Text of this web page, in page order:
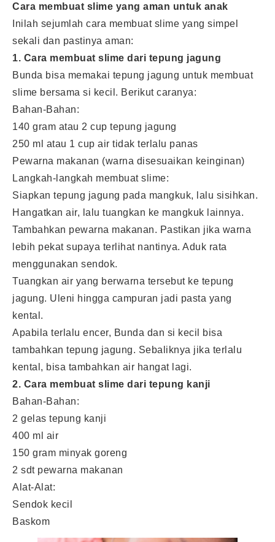
Cara membuat slime yang aman untuk anak
Inilah sejumlah cara membuat slime yang simpel
sekali dan pastinya aman:
1. Cara membuat slime dari tepung jagung
Bunda bisa memakai tepung jagung untuk membuat
slime bersama si kecil. Berikut caranya:
Bahan-Bahan:
140 gram atau 2 cup tepung jagung
250 ml atau 1 cup air tidak terlalu panas
Pewarna makanan (warna disesuaikan keinginan)
Langkah-langkah membuat slime:
Siapkan tepung jagung pada mangkuk, lalu sisihkan.
Hangatkan air, lalu tuangkan ke mangkuk lainnya.
Tambahkan pewarna makanan. Pastikan jika warna
lebih pekat supaya terlihat nantinya. Aduk rata
menggunakan sendok.
Tuangkan air yang berwarna tersebut ke tepung
jagung. Uleni hingga campuran jadi pasta yang
kental.
Apabila terlalu encer, Bunda dan si kecil bisa
tambahkan tepung jagung. Sebaliknya jika terlalu
kental, bisa tambahkan air hangat lagi.
2. Cara membuat slime dari tepung kanji
Bahan-Bahan:
2 gelas tepung kanji
400 ml air
150 gram minyak goreng
2 sdt pewarna makanan
Alat-Alat:
Sendok kecil
Baskom